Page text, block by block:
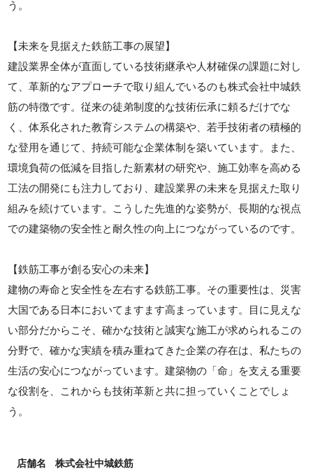
う。
【未来を見据えた鉄筋工事の展望】
建設業界全体が直面している技術継承や人材確保の課題に対し
て、革新的なアプローチで取り組んでいるのも株式会社中城鉄
筋の特徴です。従来の徒弟制度的な技術伝承に頼るだけでな
く、体系化された教育システムの構築や、若手技術者の積極的
な登用を通じて、持続可能な企業体制を築いています。また、
環境負荷の低減を目指した新素材の研究や、施工効率を高める
工法の開発にも注力しており、建設業界の未来を見据えた取り
組みを続けています。こうした先進的な姿勢が、長期的な視点
での建築物の安全性と耐久性の向上につながっているのです。
【鉄筋工事が創る安心の未来】
建物の寿命と安全性を左右する鉄筋工事。その重要性は、災害
大国である日本においてますます高まっています。目に見えな
い部分だからこそ、確かな技術と誠実な施工が求められるこの
分野で、確かな実績を積み重ねてきた企業の存在は、私たちの
生活の安心につながっています。建築物の「命」を支える重要
な役割を、これからも技術革新と共に担っていくことでしょ
う。
店舗名 株式会社中城鉄筋